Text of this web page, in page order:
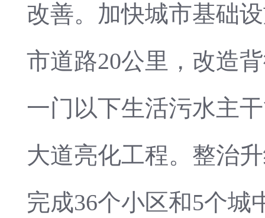
改善。加快城市基础
市道路20公里，改造
一门以下生活污水主
大道亮化工程。整治
完成36个小区和5个